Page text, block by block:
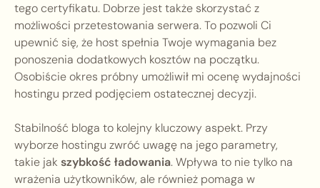
tego certyfikatu. Dobrze jest także skorzystać z
możliwości przetestowania serwera. To pozwoli Ci
upewnić się, że host spełnia Twoje wymagania bez
ponoszenia dodatkowych kosztów na początku.
Osobiście okres próbny umożliwił mi ocenę wydajności
hostingu przed podjęciem ostatecznej decyzji.
Stabilność bloga to kolejny kluczowy aspekt. Przy
wyborze hostingu zwróć uwagę na jego parametry,
takie jak szybkość ładowania. Wpływa to nie tylko na
wrażenia użytkowników, ale również pomaga w